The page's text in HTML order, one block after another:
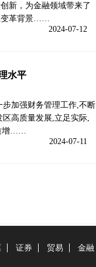
新，为金融领域带来了
变革背景……
2024-07-12
水平
加强财务管理工作,不断
高质量发展,立足实际,
增……
2024-07-11
证券 贸易 金融